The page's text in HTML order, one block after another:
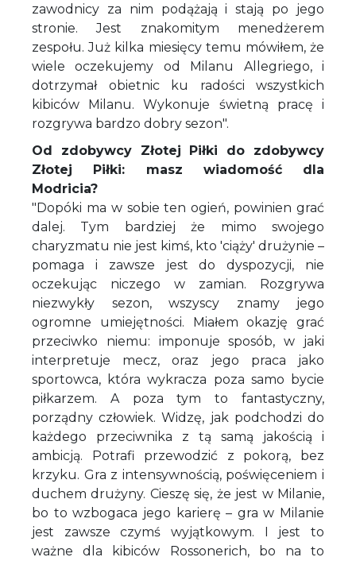
zawodnicy za nim podążają i stają po jego
stronie. Jest znakomitym menedżerem
zespołu. Już kilka miesięcy temu mówiłem, że
wiele oczekujemy od Milanu Allegriego, i
dotrzymał obietnic ku radości wszystkich
kibiców Milanu. Wykonuje świetną pracę i
rozgrywa bardzo dobry sezon".
Od zdobywcy Złotej Piłki do zdobywcy
Złotej Piłki: masz wiadomość dla
Modricia?
"Dopóki ma w sobie ten ogień, powinien grać
dalej. Tym bardziej że mimo swojego
charyzmatu nie jest kimś, kto 'ciąży' drużynie –
pomaga i zawsze jest do dyspozycji, nie
oczekując niczego w zamian. Rozgrywa
niezwykły sezon, wszyscy znamy jego
ogromne umiejętności. Miałem okazję grać
przeciwko niemu: imponuje sposób, w jaki
interpretuje mecz, oraz jego praca jako
sportowca, która wykracza poza samo bycie
piłkarzem. A poza tym to fantastyczny,
porządny człowiek. Widzę, jak podchodzi do
każdego przeciwnika z tą samą jakością i
ambicją. Potrafi przewodzić z pokorą, bez
krzyku. Gra z intensywnością, poświęceniem i
duchem drużyny. Cieszę się, że jest w Milanie,
bo to wzbogaca jego karierę – gra w Milanie
jest zawsze czymś wyjątkowym. I jest to
ważne dla kibiców Rossonerich, bo na to